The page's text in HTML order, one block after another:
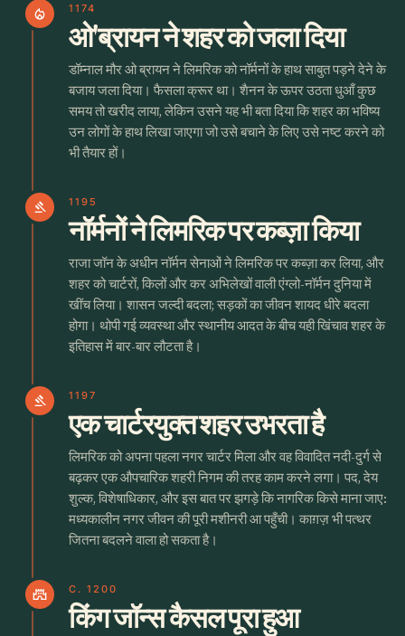
local_fire_department 1174
ओ'ब्रायन ने शहर को जला दिया
डॉम्नाल मौर ओ ब्रायन ने लिमरिक को नॉर्मनों के हाथ साबुत पड़ने देने के
बजाय जला दिया। फैसला क्रूर था। शैनन के ऊपर उठता धुआँ कुछ
समय तो खरीद लाया, लेकिन उसने यह भी बता दिया कि शहर का भविष्य
उन लोगों के हाथ लिखा जाएगा जो उसे बचाने के लिए उसे नष्ट करने को
भी तैयार हों।
gavel 1195
नॉर्मनों ने लिमरिक पर कब्ज़ा किया
राजा जॉन के अधीन नॉर्मन सेनाओं ने लिमरिक पर कब्ज़ा कर लिया, और
शहर को चार्टरों, किलों और कर अभिलेखों वाली एंग्लो-नॉर्मन दुनिया में
खींच लिया। शासन जल्दी बदला; सड़कों का जीवन शायद धीरे बदला
होगा। थोपी गई व्यवस्था और स्थानीय आदत के बीच यही खिंचाव शहर के
इतिहास में बार-बार लौटता है।
gavel 1197
एक चार्टरयुक्त शहर उभरता है
लिमरिक को अपना पहला नगर चार्टर मिला और वह विवादित नदी-दुर्ग से
बढ़कर एक औपचारिक शहरी निगम की तरह काम करने लगा। पद, देय
शुल्क, विशेषाधिकार, और इस बात पर झगड़े कि नागरिक किसे माना जाए:
मध्यकालीन नगर जीवन की पूरी मशीनरी आ पहुँची। काग़ज़ भी पत्थर
जितना बदलने वाला हो सकता है।
castle C. 1200
किंग जॉन्स कैसल पूरा हुआ